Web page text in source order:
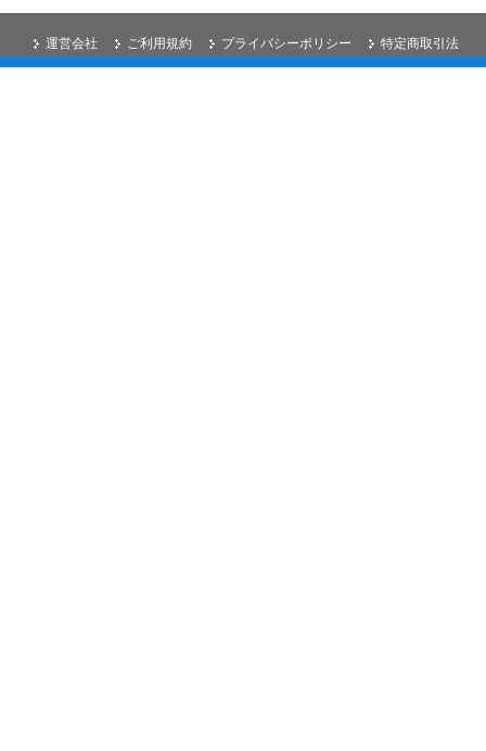
特定商取引法
プライバシーポリシー
ご利用規約
運営会社